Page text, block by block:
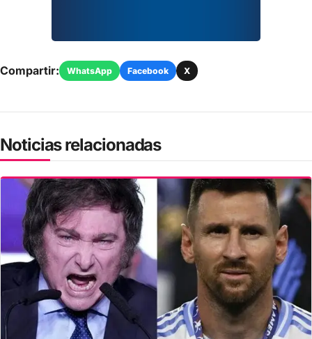
Compartir: WhatsApp Facebook X
Noticias relacionadas